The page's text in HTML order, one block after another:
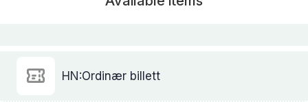
HN:Ordinær billett